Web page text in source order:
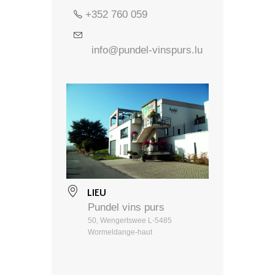
+352 760 059
info@pundel-vinspurs.lu
LIEU
Pundel vins purs
50, Wengertswee L-5485
Wormeldange-haut